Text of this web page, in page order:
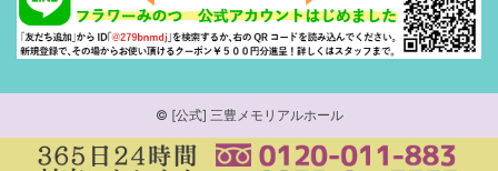
© [公式] 三豊メモリアルホール